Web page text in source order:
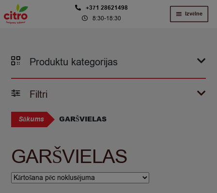
Skip
to
Skip
to
+371 28621498
8:30-18:30
Izvēlne
Produktu kategorijas
Filtri
Sākums GARŠVIELAS
GARŠVIELAS